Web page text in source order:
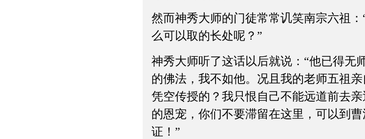
然而神秀大师的门徒常常讥笑南宗六祖
么可以取的长处呢？”
神秀大师听了这话以后就说：“他已得无
的佛法，我不如他。况且我的老师五祖
凭空传授的？我只恨自己不能远道前去
的恩宠，你们不要滞留在这里，可以到
证！”